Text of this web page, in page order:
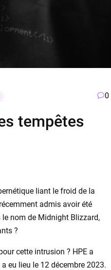
0
tempêtes
liant le froid de la
admis avoir été
nom de Midnight Blizzard,
?
cette intrusion ? HPE a
eu lieu le 12 décembre 2023.